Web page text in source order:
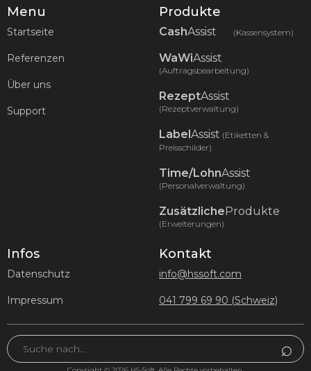
Menu
Startseite
Referenzen
Über uns
Support
Produkte
CashAssist (Kassensystem)
WaWiAssist
(Auftragsbearbeitung)
RezeptAssist
(Rezeptverwaltung)
LabelAssist (Etiketten &
Preisschilder)
Time/LohnAssist
(Personalverwaltung)
ZusätzlicheProdukte
(Erweiterungen)
Infos
Datenschutz
Impressum
Kontakt
info@hssoft.com
041 799 69 90 (Schweiz)